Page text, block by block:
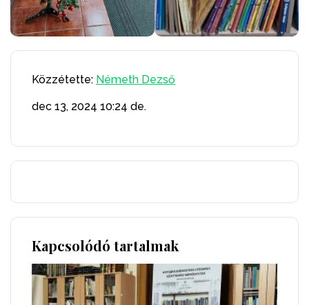
Közzétette: Németh Dezső
dec 13, 2024 10:24 de.
Kapcsolódó tartalmak